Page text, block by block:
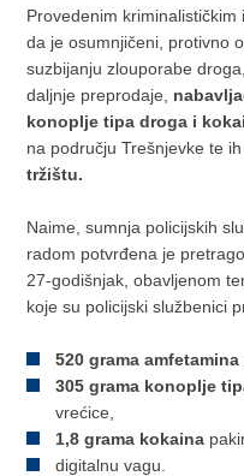
Provedenim
da je osumnjičeni, protivno
suzbijanju zlouporabe
daljnje preprodaje,
konoplje tipa droga i
na području Trešnjevke te ih
tržištu.
Naime, sumnja policijskih
radom potvrđena je
27-godišnjak, obavljenom
koje su policijski službenici
520 grama amfetamina
305 grama konoplje
vrećice,
1,8 grama kokaina
digitalnu vagu.